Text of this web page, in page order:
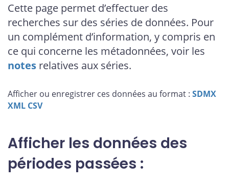
Cette page permet d’effectuer des
recherches sur des séries de données. Pour
un complément d’information, y compris en
ce qui concerne les métadonnées, voir les
notes relatives aux séries.
Afficher ou enregistrer ces données au format : SDMX
XML CSV
Afficher les données des
périodes passées :